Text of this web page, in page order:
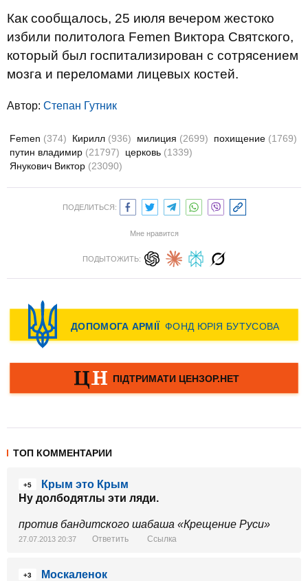
Как сообщалось, 25 июля вечером жестоко
избили политолога Femen Виктора Святского,
который был госпитализирован с сотрясением
мозга и переломами лицевых костей.
Автор: Степан Гутник
Femen (374) Кирилл (936) милиция (2699) похищение (1769)
путин владимир (21797) церковь (1339)
Янукович Виктор (23090)
ПОДЕЛИТЬСЯ:
Мне нравится
ПОДЫТОЖИТЬ:
ТОП КОММЕНТАРИИ
+5
Крым это Крым
Ну долбодятлы эти ляди.
против бандитского шабаша «Крещение Руси»
27.07.2013 20:37 Ответить Ссылка
+3
Москаленок